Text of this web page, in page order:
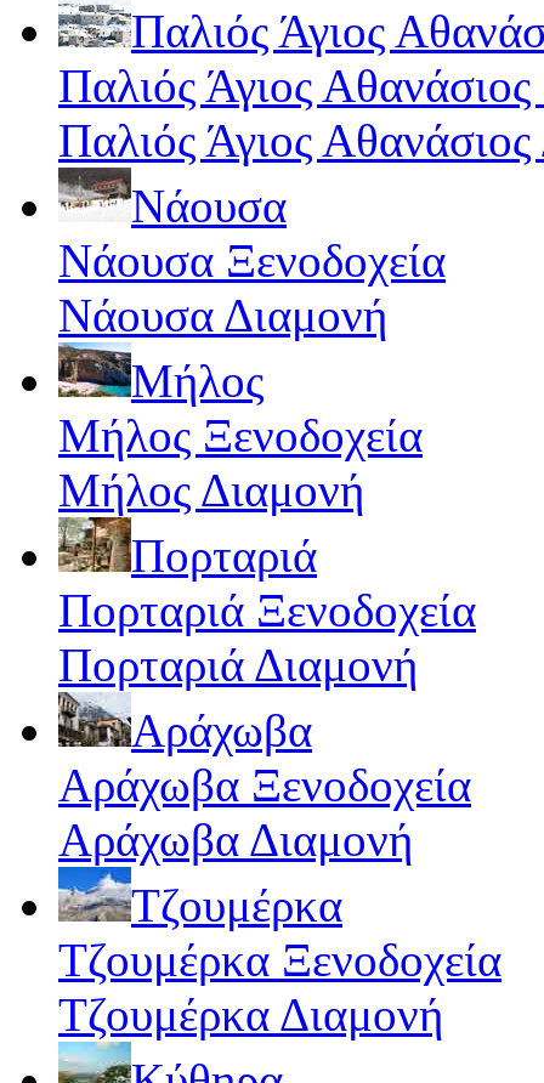
Παλιός Άγιος
Παλιός Άγιος Αθανάσιος
Παλιός Άγιος
Νάουσα
Νάουσα Ξενοδοχεία
Νάουσα Διαμονή
Μήλος
Μήλος Ξενοδοχεία
Μήλος Διαμονή
Πορταριά
Πορταριά Ξενοδοχεία
Πορταριά Διαμονή
Αράχωβα
Αράχωβα Ξενοδοχεία
Αράχωβα Διαμονή
Τζουμέρκα
Τζουμέρκα Ξενοδοχεία
Τζουμέρκα Διαμονή